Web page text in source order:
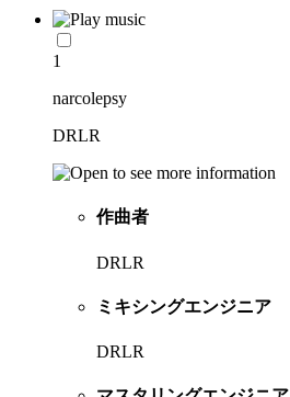
1
narcolepsy
DRLR
作曲者
DRLR
ミキシングエンジニア
DRLR